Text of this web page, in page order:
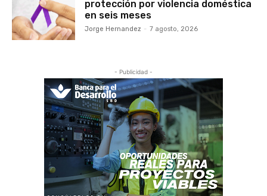
protección por violencia doméstica
en seis meses
Jorge Hernandez - 7 agosto, 2026
- Publicidad -